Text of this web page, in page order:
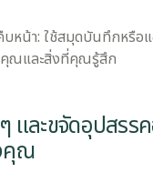
บหน้า: ใช้สมุดบันทึกหรือ
ณและสิ่งที่คุณรู้สึก
และขจัดอุปสรร
คุณ